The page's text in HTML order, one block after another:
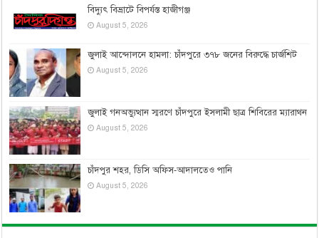
বিদ্যুৎ বিভ্রাটে বিপর্যস্ত হাজীগঞ্জ
August 5, 2026
জুলাই আন্দোলনে হামলা: চাঁদপুরে ৩৭৮ জনের বিরুদ্ধে চার্জশিট
August 5, 2026
জুলাই গনঅভ্যুত্থান স্মরণে চাঁদপুরে ইসলামী ছাত্র শিবিরের ম্যারাথন
August 5, 2026
চাঁদপুর শহর, ডিসি অফিস-আদালতেও পানি
August 5, 2026